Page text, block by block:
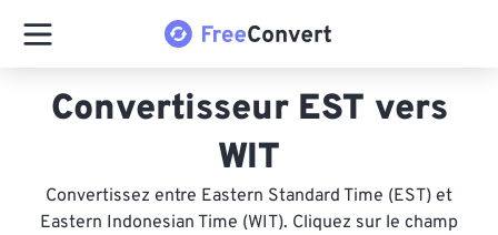
Convertisseur EST vers
WIT
Convertissez entre Eastern Standard Time (EST) et
Eastern Indonesian Time (WIT). Cliquez sur le champ